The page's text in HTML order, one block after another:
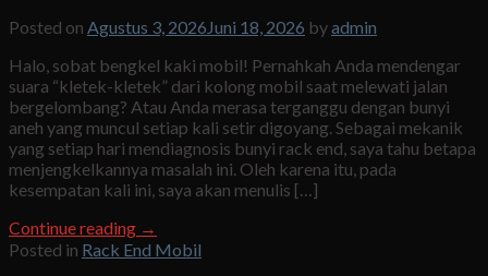
Posted on Agustus 3, 2026Juni 18, 2026 byadmin
Halo, sobat bengkel kaki mobil! Pernahkah Anda mendengar
suara “kletek-kletek” dari kolong mobil saat melewati jalan
bergelombang? Atau Anda merasa terganggu dengan bunyi
aneh yang muncul setiap kali setir digoyang. Sebagai mekanik
yang setiap hari mendiagnosis bunyi rack end, saya tahu betapa
menjengkelkannya masalah ini. Oleh karena itu, pada
kesempatan kali ini, saya akan menulis […]
Continue reading →
Posted in Rack End Mobil